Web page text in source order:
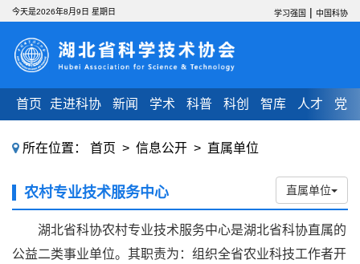
首页 走进科协 新闻 学术 科普 科创 智库 人才 党建
今天是2026年8月9日 星期日 学习强国 | 中国科协
所在位置： 首页 > 信息公开 > 直属单位
农村专业技术服务中心 直属单位
湖北省科协农村专业技术服务中心是湖北省科协直属的
公益二类事业单位。其职责为：组织全省农业科技工作者开